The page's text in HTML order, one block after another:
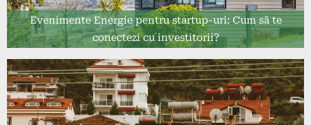
Evenimente Energie pentru startup-uri: Cum să te
conectezi cu investitorii?